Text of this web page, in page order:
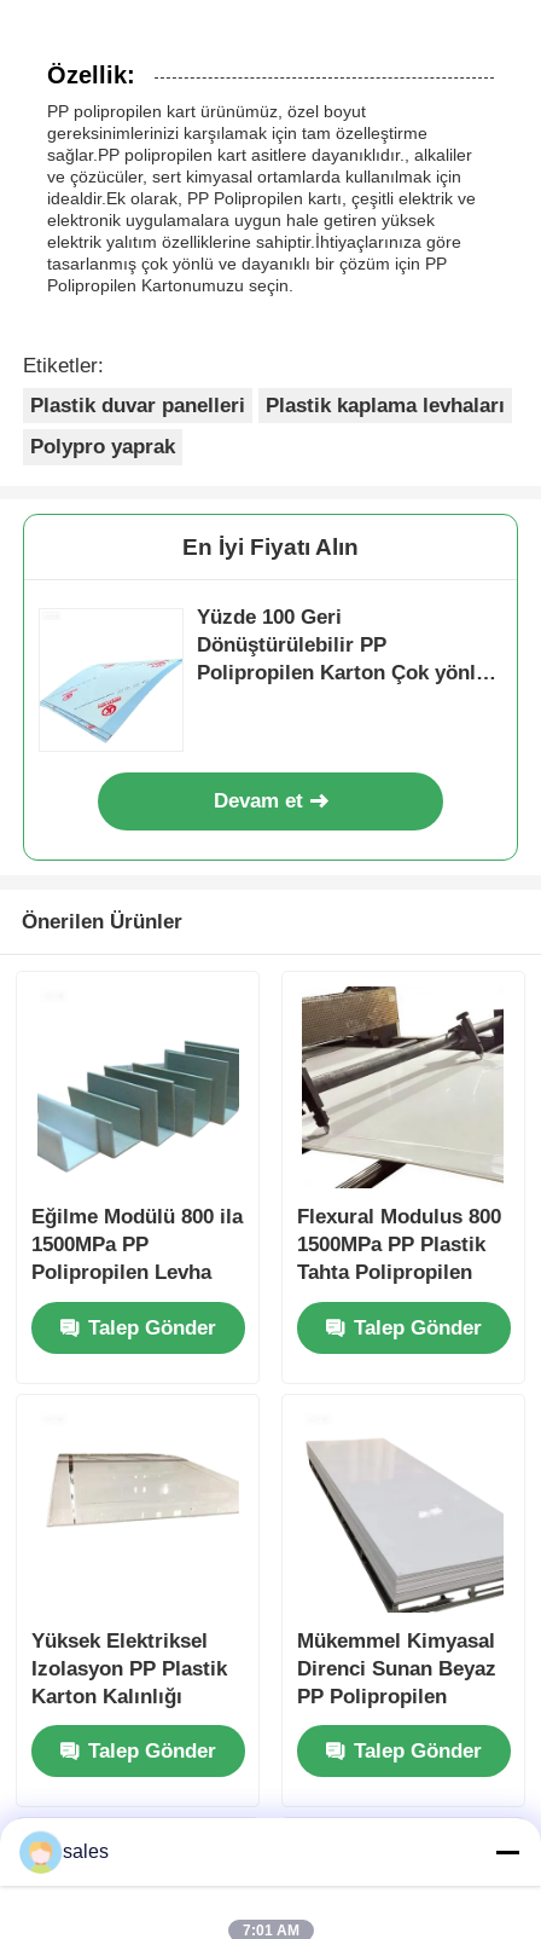
Özellik:
PP polipropilen kart ürünümüz, özel boyut
gereksinimlerinizi karşılamak için tam özelleştirme
sağlar.PP polipropilen kart asitlere dayanıklıdır., alkaliler
ve çözücüler, sert kimyasal ortamlarda kullanılmak için
idealdir.Ek olarak, PP Polipropilen kartı, çeşitli elektrik ve
elektronik uygulamalara uygun hale getiren yüksek
elektrik yalıtım özelliklerine sahiptir.İhtiyaçlarınıza göre
tasarlanmış çok yönlü ve dayanıklı bir çözüm için PP
Polipropilen Kartonumuzu seçin.
Etiketler:
Plastik duvar panelleri
Plastik kaplama levhaları
Polypro yaprak
En İyi Fiyatı Alın
Yüzde 100 Geri
Dönüştürülebilir PP
Polipropilen Karton Çok yönlü
Devam et
Önerilen Ürünler
Eğilme Modülü 800 ila
1500MPa PP
Polipropilen Levha
Kalınlığı Tipik olarak
1 mm ila 20 mm
Aralığındadır
Talep Gönder
Flexural Modulus 800
1500MPa PP Plastik
Tahta Polipropilen
Yaprak Asitlere
Dirençli Malzeme Sert
Kimyasal
Talep Gönder
Yüksek Elektriksel
Izolasyon PP Plastik
Karton Kalınlığı
Genellikle 1 mm'den
20 mm'ye kadar
değişir Elektriksel ve
İçin İdeal
Talep Gönder
Mükemmel Kimyasal
Direnci Sunan Beyaz
PP Polipropilen
Karton Endüstriyel
için Çarpışmaya
Dirençli ve Hafif
Talep Gönder
sales
7:01 AM